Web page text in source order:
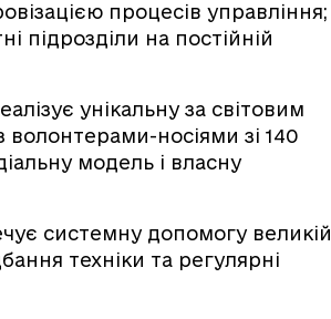
процесів управління;
підрозділи на постійній
унікальну за світовим
носіями зі 140
модель і власну
системну допомогу великій
техніки та регулярні